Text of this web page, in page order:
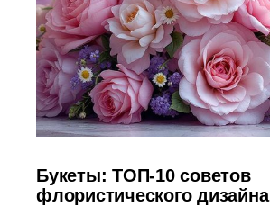
Букеты: ТОП-10 советов
флористического дизайна